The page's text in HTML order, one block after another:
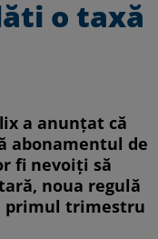
o taxă
a anunțat că
abonamentul de
fi nevoiţi să
noua regulă
primul trimestru